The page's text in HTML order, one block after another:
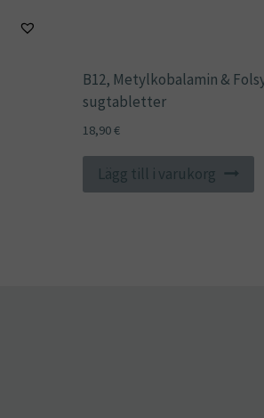
B12, Metylkobalamin &
sugtabletter
18,90€
Lägg till i varukorg